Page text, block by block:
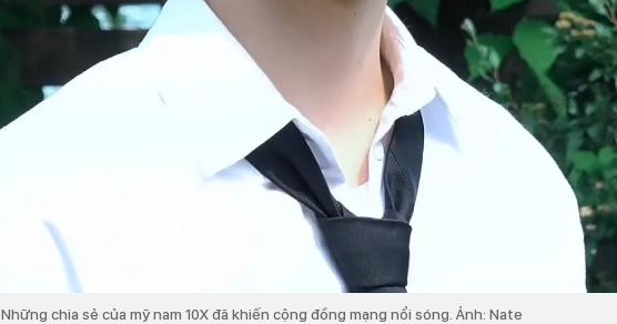
Những chia sẻ của mỹ nam 10X đã khiến cộng đồng mạng nổi sóng. Ảnh: Nate